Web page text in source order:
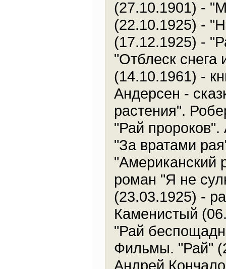
(27.10.1901) -
(22.10.1925) -
(17.12.1925) -
"Отблеск снега
(14.10.1961) -
Андерсен -
растения".
"Рай
"За вратами
"Американский
роман "Я не
(23.03.1925) -
Каменистый
"Рай
Фильмы. "Рай"
Андрей